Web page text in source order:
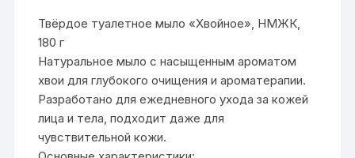
Твёрдое туалетное мыло «Хвойное», НМЖК,
180 г
Натуральное мыло с насыщенным ароматом
хвои для глубокого очищения и ароматерапии.
Разработано для ежедневного ухода за кожей
лица и тела, подходит даже для
чувствительной кожи.